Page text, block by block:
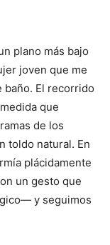
plano más bajo
joven que me
baño. El recorrido
que
de los
toldo natural. En
plácidamente
un gesto que
y seguimos